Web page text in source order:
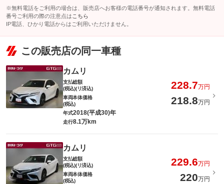
※無料電話をご利用の場合は、販売店へお客様の電話番号が通知されます。無料電話
番号ご利用の際の注意点は こちら
IP電話、ひかり電話からはご利用いただけません。
この販売店の同一車種
カムリ
支払総額
(税込)(リ済込)
228.7万円
車両本体価格
(税込)
218.8万円
年式2018(平成30)年
走行8.1万km
カムリ
支払総額
(税込)(リ済込)
229.6万円
車両本体価格
(税込)
220万円